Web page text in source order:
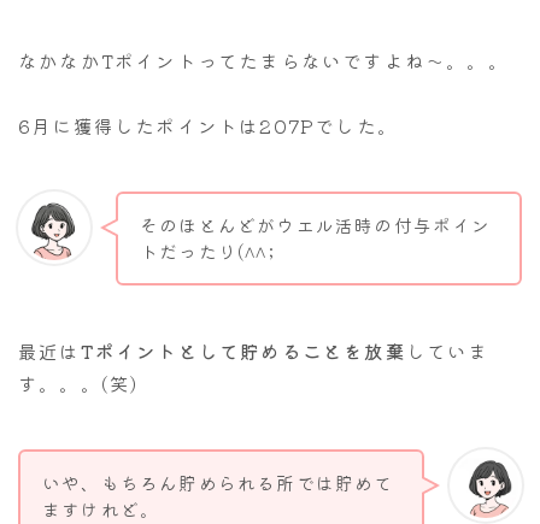
なかなかTポイントってたまらないですよね～。。。
6月に獲得したポイントは207Pでした。
そのほとんどがウエル活時の付与ポイン
トだったり(^^;
最近はTポイントとして貯めることを放棄 していま
す。。。(笑)
いや、もちろん貯められる所では貯めて
ますけれど。